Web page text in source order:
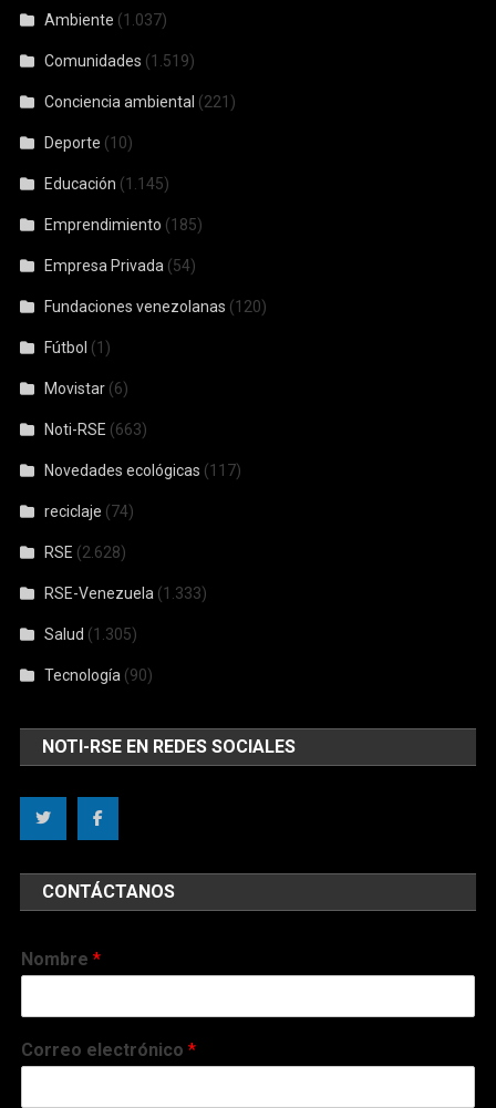
Ambiente (1.037)
Comunidades (1.519)
Conciencia ambiental (221)
Deporte (10)
Educación (1.145)
Emprendimiento (185)
Empresa Privada (54)
Fundaciones venezolanas (120)
Fútbol (1)
Movistar (6)
Noti-RSE (663)
Novedades ecológicas (117)
reciclaje (74)
RSE (2.628)
RSE-Venezuela (1.333)
Salud (1.305)
Tecnología (90)
NOTI-RSE EN REDES SOCIALES
CONTÁCTANOS
Nombre*
Correo electrónico*